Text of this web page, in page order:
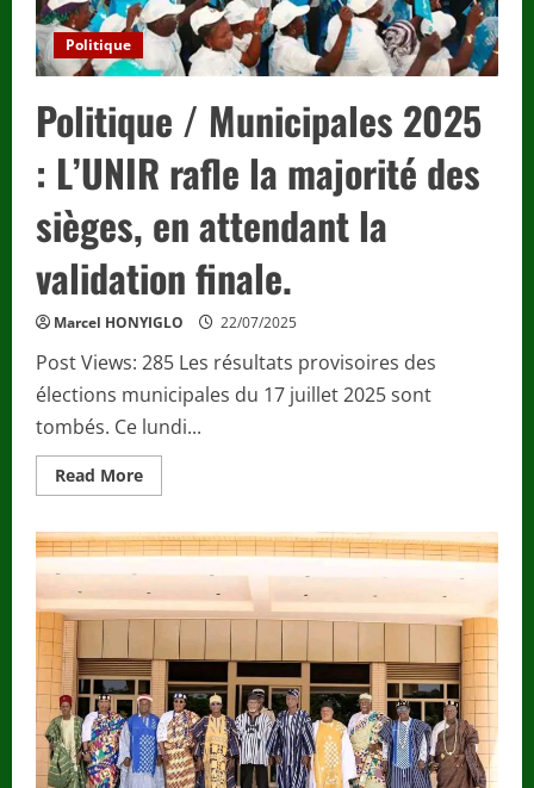
de
Tchindigue.
Politique
Politique / Municipales 2025
: L’UNIR rafle la majorité des
sièges, en attendant la
validation finale.
Marcel HONYIGLO 22/07/2025
Post Views: 285 Les résultats provisoires des
élections municipales du 17 juillet 2025 sont
tombés. Ce lundi...
Read MoreRead
more
/
Municipales
2025
:
L’UNIR
rafle
la
majorité
des
sièges,
en
attendant
la
validation
finale.